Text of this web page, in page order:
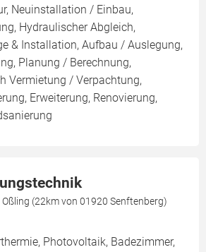
Neuinstallation / Einbau,
Hydraulischer Abgleich,
& Installation, Aufbau / Auslegung,
Planung / Berechnung,
Vermietung / Verpachtung,
Erweiterung, Renovierung,
(22km von 01920 Senftenberg)
Photovoltaik, Badezimmer,